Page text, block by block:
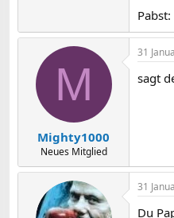
M
Mighty1000
Neues Mitglied
31
sagt
31
Du